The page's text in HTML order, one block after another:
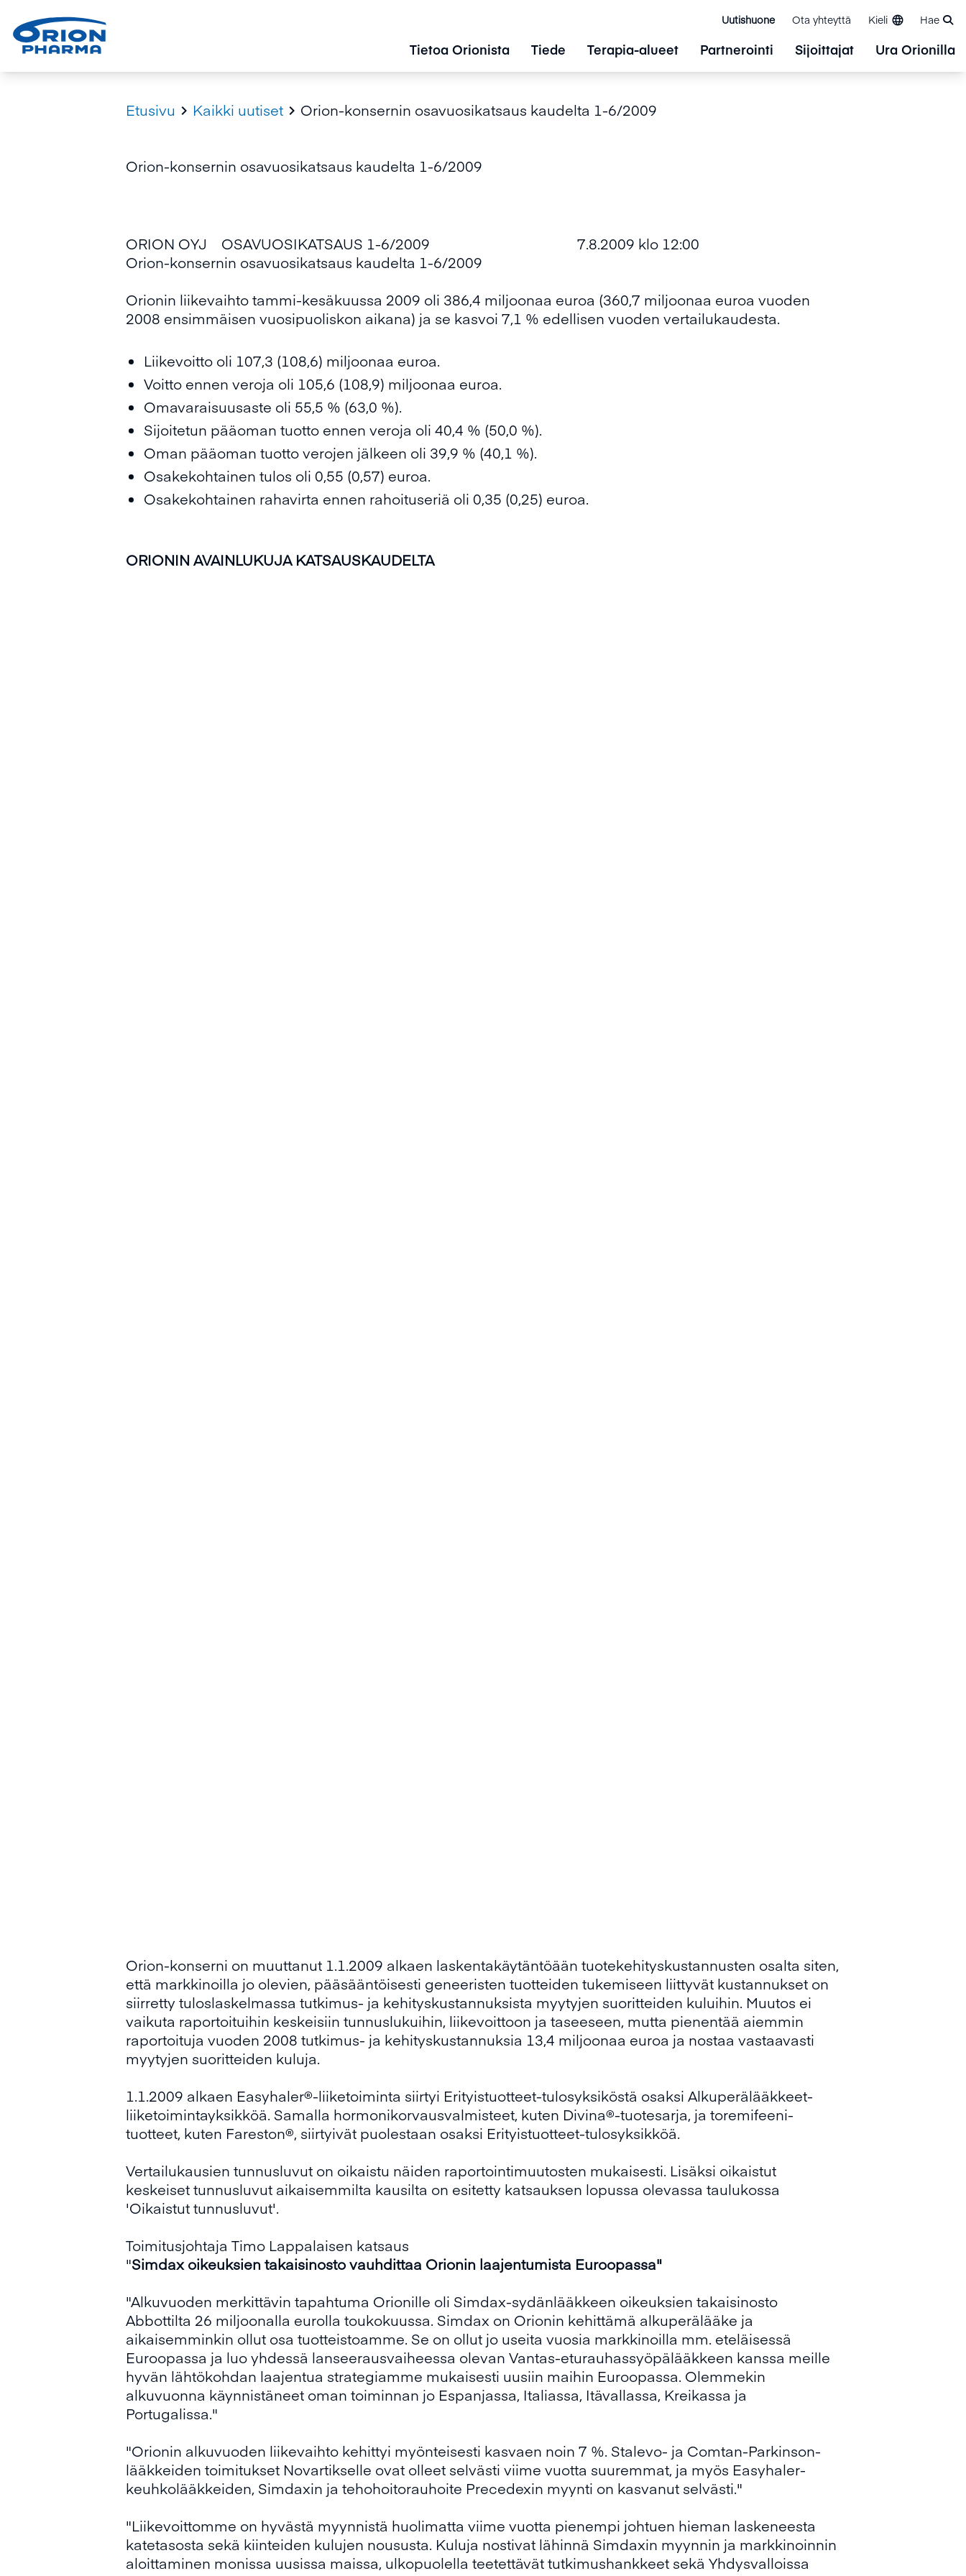
Uutishuone Ota yhteyttä Kieli Hae
Tietoa Orionista Tiede Terapia-alueet Partnerointi Sijoittajat Ura Orionilla
Etusivu  Kaikki uutiset  Orion-konsernin osavuosikatsaus kaudelta 1-6/2009
Orion-konsernin osavuosikatsaus kaudelta 1-6/2009
ORION OYJ OSAVUOSIKATSAUS 1-6/2009 7.8.2009 klo 12:00
Orion-konsernin osavuosikatsaus kaudelta 1-6/2009
Orionin liikevaihto tammi-kesäkuussa 2009 oli 386,4 miljoonaa euroa (360,7 miljoonaa euroa vuoden
2008 ensimmäisen vuosipuoliskon aikana) ja se kasvoi 7,1 % edellisen vuoden vertailukaudesta.
Liikevoitto oli 107,3 (108,6) miljoonaa euroa.
Voitto ennen veroja oli 105,6 (108,9) miljoonaa euroa.
Omavaraisuusaste oli 55,5 % (63,0 %).
Sijoitetun pääoman tuotto ennen veroja oli 40,4 % (50,0 %).
Oman pääoman tuotto verojen jälkeen oli 39,9 % (40,1 %).
Osakekohtainen tulos oli 0,55 (0,57) euroa.
Osakekohtainen rahavirta ennen rahoituseriä oli 0,35 (0,25) euroa.
ORIONIN AVAINLUKUJA KATSAUSKAUDELTA
Orion-konserni on muuttanut 1.1.2009 alkaen laskentakäytäntöään tuotekehityskustannusten osalta siten,
että markkinoilla jo olevien, pääsääntöisesti geneeristen tuotteiden tukemiseen liittyvät kustannukset on
siirretty tuloslaskelmassa tutkimus- ja kehityskustannuksista myytyjen suoritteiden kuluihin. Muutos ei
vaikuta raportoituihin keskeisiin tunnuslukuihin, liikevoittoon ja taseeseen, mutta pienentää aiemmin
raportoituja vuoden 2008 tutkimus- ja kehityskustannuksia 13,4 miljoonaa euroa ja nostaa vastaavasti
myytyjen suoritteiden kuluja.
1.1.2009 alkaen Easyhaler®-liiketoiminta siirtyi Erityistuotteet-tulosyksiköstä osaksi Alkuperälääkkeet-
liiketoimintayksikköä. Samalla hormonikorvausvalmisteet, kuten Divina®-tuotesarja, ja toremifeeni-
tuotteet, kuten Fareston®, siirtyivät puolestaan osaksi Erityistuotteet-tulosyksikköä.
Vertailukausien tunnusluvut on oikaistu näiden raportointimuutosten mukaisesti. Lisäksi oikaistut
keskeiset tunnusluvut aikaisemmilta kausilta on esitetty katsauksen lopussa olevassa taulukossa
'Oikaistut tunnusluvut'.
Toimitusjohtaja Timo Lappalaisen katsaus
"Simdax oikeuksien takaisinosto vauhdittaa Orionin laajentumista Euroopassa"
"Alkuvuoden merkittävin tapahtuma Orionille oli Simdax-sydänlääkkeen oikeuksien takaisinosto
Abbottilta 26 miljoonalla eurolla toukokuussa. Simdax on Orionin kehittämä alkuperälääke ja
aikaisemminkin ollut osa tuotteistoamme. Se on ollut jo useita vuosia markkinoilla mm. eteläisessä
Euroopassa ja luo yhdessä lanseerausvaiheessa olevan Vantas-eturauhassyöpälääkkeen kanssa meille
hyvän lähtökohdan laajentua strategiamme mukaisesti uusiin maihin Euroopassa. Olemmekin
alkuvuonna käynnistäneet oman toiminnan jo Espanjassa, Italiassa, Itävallassa, Kreikassa ja
Portugalissa."
"Orionin alkuvuoden liikevaihto kehittyi myönteisesti kasvaen noin 7 %. Stalevo- ja Comtan-Parkinson-
lääkkeiden toimitukset Novartikselle ovat olleet selvästi viime vuotta suuremmat, ja myös Easyhaler-
keuhkolääkkeiden, Simdaxin ja tehohoitorauhoite Precedexin myynti on kasvanut selvästi."
"Liikevoittomme on hyvästä myynnistä huolimatta viime vuotta pienempi johtuen hieman laskeneesta
katetasosta sekä kiinteiden kulujen noususta. Kuluja nostivat lähinnä Simdaxin myynnin ja markkinoinnin
aloittaminen monissa uusissa maissa, ulkopuolella teetettävät tutkimushankkeet sekä Yhdysvalloissa